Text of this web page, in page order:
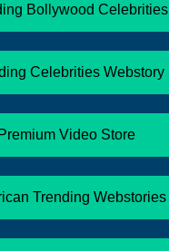
Bollywood Celebrities
Celebrities Webstory
Premium Video Store
Trending Webstories